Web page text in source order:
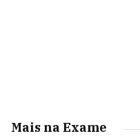
Mais na Exame